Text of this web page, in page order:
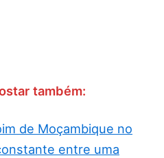
também:
de Moçambique no
entre uma